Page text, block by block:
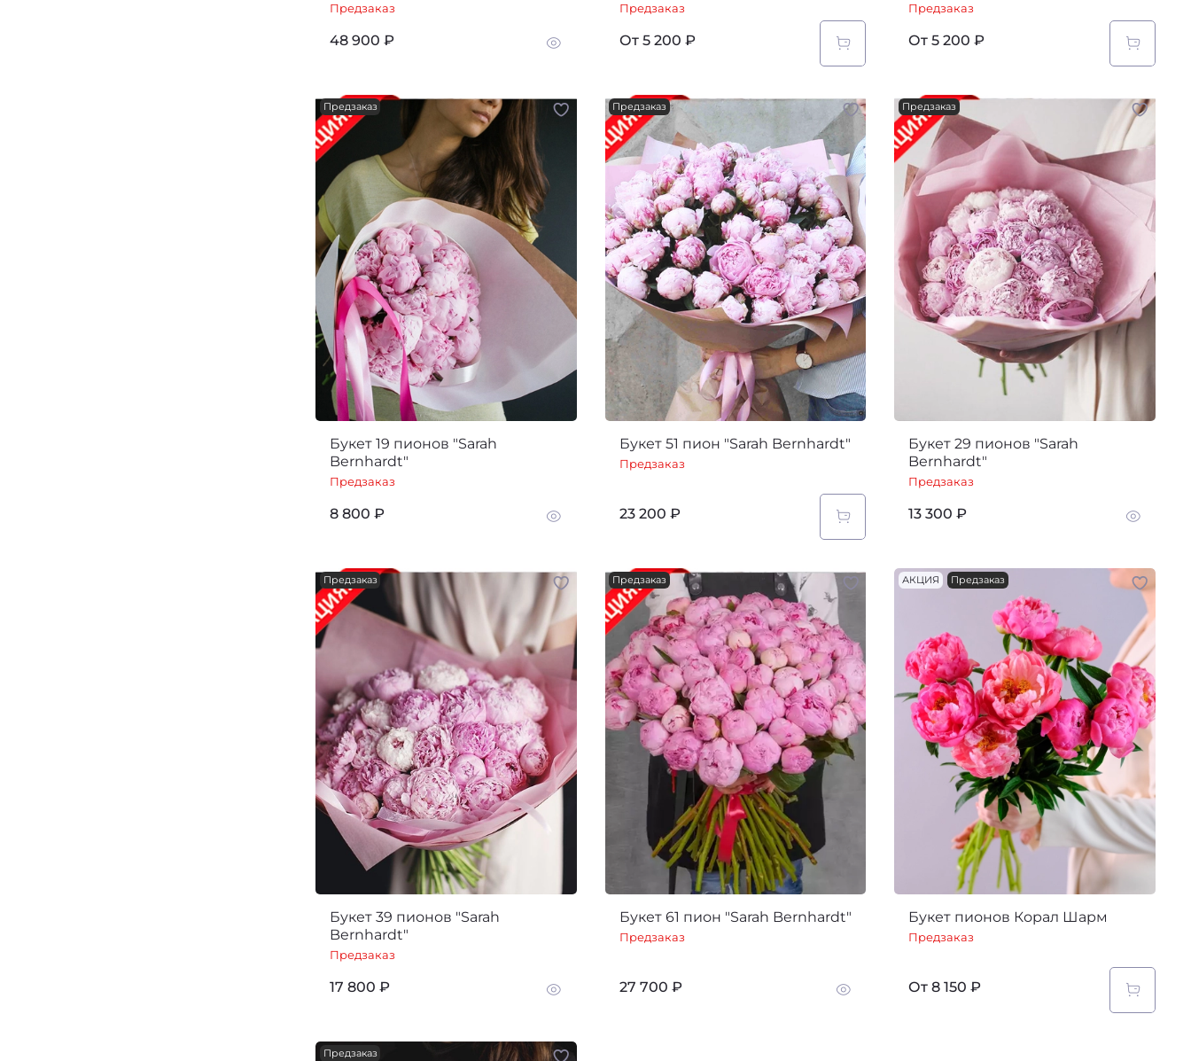
Предзаказ
48 900 ₽
Предзаказ
От 5 200 ₽
Предзаказ
От 5 200 ₽
Предзаказ
Букет 19 пионов "Sarah
Bernhardt"
Предзаказ
8 800 ₽
Предзаказ
Букет 51 пион "Sarah Bernhardt"
Предзаказ
23 200 ₽
Предзаказ
Букет 29 пионов "Sarah
Bernhardt"
Предзаказ
13 300 ₽
Предзаказ
Букет 39 пионов "Sarah
Bernhardt"
Предзаказ
17 800 ₽
Предзаказ
Букет 61 пион "Sarah Bernhardt"
Предзаказ
27 700 ₽
АКЦИЯ Предзаказ
Букет пионов Корал Шарм
Предзаказ
От 8 150 ₽
Предзаказ